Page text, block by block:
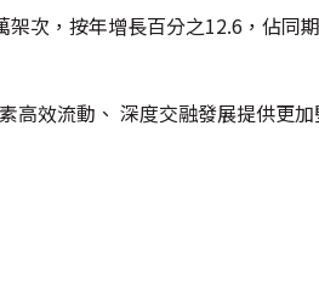
次，按年增長百分之12.6，佔同
高效流動、 深度交融發展提供更